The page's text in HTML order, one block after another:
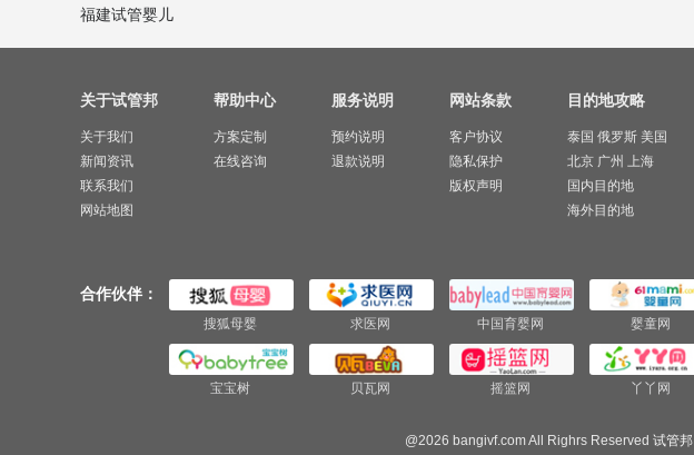
福建试管婴儿
关于试管邦
关于我们
新闻资讯
联系我们
网站地图
帮助中心
方案定制
在线咨询
服务说明
预约说明
退款说明
网站条款
客户协议
隐私保护
版权声明
目的地攻略
泰国 俄罗斯 美国
北京 广州 上海
国内目的地
海外目的地
合作伙伴：
搜狐母婴 求医网 中国育婴网 婴童网
宝宝树 贝瓦网 摇篮网 丫丫网
@2026 bangivf.com All Righrs Reserved 试管邦